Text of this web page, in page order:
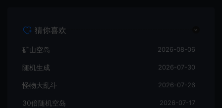
猜你喜欢
矿山空岛 2026-08-06
随机生成 2026-07-30
怪物大乱斗 2026-07-26
30倍随机空岛 2026-07-17